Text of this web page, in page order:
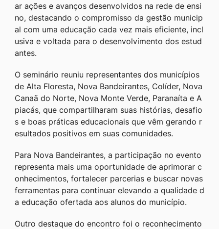
ar ações e avanços desenvolvidos na rede de ensi
no, destacando o compromisso da gestão municip
al com uma educação cada vez mais eficiente, incl
usiva e voltada para o desenvolvimento dos estud
antes.
O seminário reuniu representantes dos municípios
de Alta Floresta, Nova Bandeirantes, Colíder, Nova
Canaã do Norte, Nova Monte Verde, Paranaíta e A
piacás, que compartilharam suas histórias, desafio
s e boas práticas educacionais que vêm gerando r
esultados positivos em suas comunidades.
Para Nova Bandeirantes, a participação no evento
representa mais uma oportunidade de aprimorar c
onhecimentos, fortalecer parcerias e buscar novas
ferramentas para continuar elevando a qualidade d
a educação ofertada aos alunos do município.
Outro destaque do encontro foi o reconhecimento